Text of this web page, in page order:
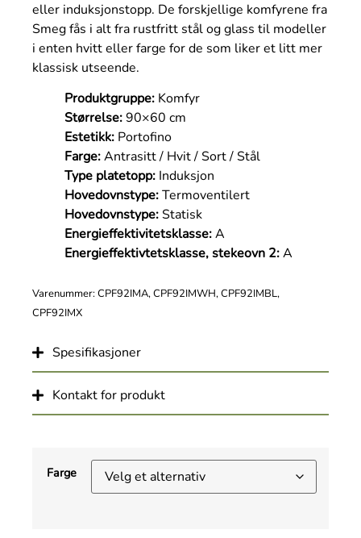
eller induksjonstopp. De forskjellige komfyrene fra
Smeg fås i alt fra rustfritt stål og glass til modeller
i enten hvitt eller farge for de som liker et litt mer
klassisk utseende.
Produktgruppe: Komfyr
Størrelse:90×60 cm
Estetikk: Portofino
Farge:Antrasitt / Hvit / Sort / Stål
Type platetopp: Induksjon
Hovedovnstype:Termoventilert
Hovedovnstype:Statisk
Energieffektivitetsklasse:A
Energieffektivtetsklasse, stekeovn 2:A
Varenummer: CPF92IMA, CPF92IMWH, CPF92IMBL,
CPF92IMX
Spesifikasjoner
Kontakt for produkt
Farge